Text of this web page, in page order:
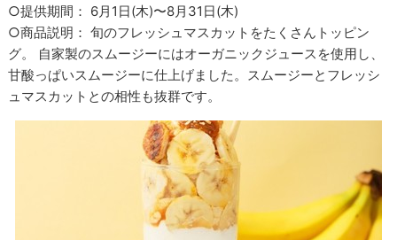
○提供期間： 6月1日(木)〜8月31日(木)
○商品説明： 旬のフレッシュマスカットをたくさんトッピン
グ。 自家製のスムージーにはオーガニックジュースを使用し、
甘酸っぱいスムージーに仕上げました。スムージーとフレッシ
ュマスカットとの相性も抜群です。